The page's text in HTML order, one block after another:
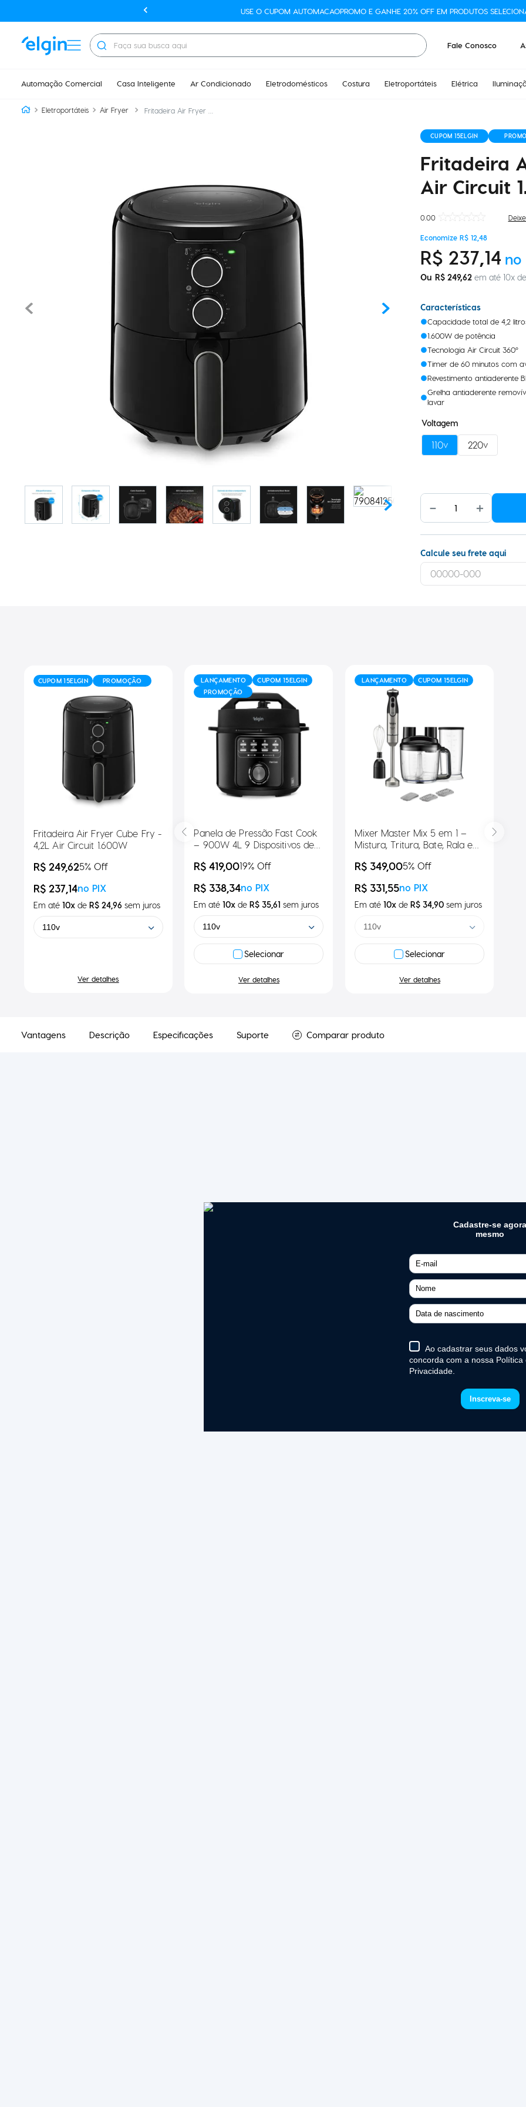
USE O CUPOM AUTOMACAOPROMO E GANHE 20% OFF EM PRODUTOS
Faça sua busca aqui
Fale Conosco
Automação Comercial Casa Inteligente Ar Condicionado Eletrodomésticos Costura Eletroportáteis Elétrica
Eletroportáteis Air Fryer
CUPOM 15ELGIN
Fritadeira
Air Circuit
0.00
Economize R$ 12 48
R$ 237,14
R$ 249,62 em até 10x
Características
Capacidade total de 4,2
1.600W de potência
Tecnologia Air Circuit 360º
Timer de 60 minutos com
Revestimento antiaderente
Grelha antiaderente
lavar
Voltagem
110v 220v
＋
－
Calcule seu frete aqui
CUPOM 15ELGIN PROMOÇÃO
Fritadeira Air Fryer Cube Fry -
4,2L Air Circuit 1.600W
R$ 249,625% Off
R$ 237,14no PIX
Em até 10x de R$ 24,96 sem juros
110v
Ver detalhes
LANÇAMENTO
CUPOM 15ELGIN
PROMOÇÃO
Panela de Pressão Fast Cook
– 900W 4L 9 Dispositivos de
R$ 419,0019% Off
R$ 338,34no PIX
Em até 10x de R$ 35,61 sem juros
110v
Selecionar
Ver detalhes
LANÇAMENTO CUPOM 15ELGIN
Mixer Master Mix 5 em 1 –
Mistura, Tritura, Bate, Rala e
R$ 349,005% Off
R$ 331,55no PIX
Em até 10x de R$ 34,90 sem juros
110v
Selecionar
Ver detalhes
Vantagens Descrição Especificações Suporte Comparar produto